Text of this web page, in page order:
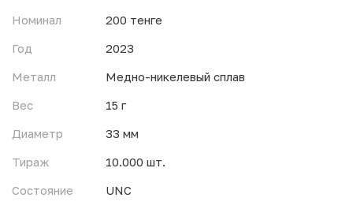
23
Номинал
200 тенге
Год
2023
Металл
Медно-никелевый сплав
Вес
15 г
Диаметр
33 мм
Тираж
10.000 шт.
Состояние
UNC